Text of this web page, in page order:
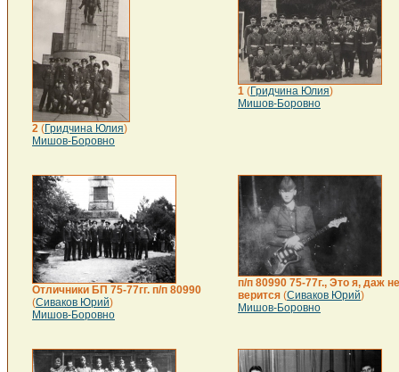
2 (Гридчина Юлия)
Мишов-Боровно
1 (Гридчина Юлия)
Мишов-Боровно
Отличники БП 75-77гг. п/п 80990
(Сиваков Юрий)
Мишов-Боровно
п/п 80990 75-77г., Это я, даж не
верится (Сиваков Юрий)
Мишов-Боровно